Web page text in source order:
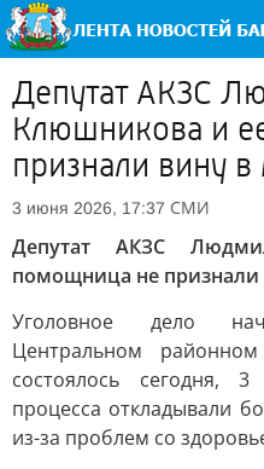
Депутат АКЗС
Клюшникова и
признали вину
3 июня 2026, 17:37 СМИ
Депутат АКЗС
помощница не
Уголовное дело
Центральном
состоялось сегодня,
процесса откладывали
из-за проблем со